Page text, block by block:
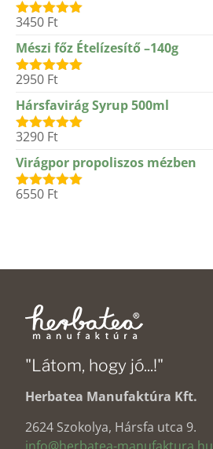
Értékelés:
3450 Ft
Mészi főz Ételízesítő –140g
Értékelés:
2950 Ft
Hársfavirág Syrup 500ml
Értékelés:
3290 Ft
Virágpor propoliszos mézben
Értékelés:
6550 Ft
"Látom, hogy jó...!"
Herbatea Manufaktúra Kft.
2624 Szokolya, Hársfa utca 9.